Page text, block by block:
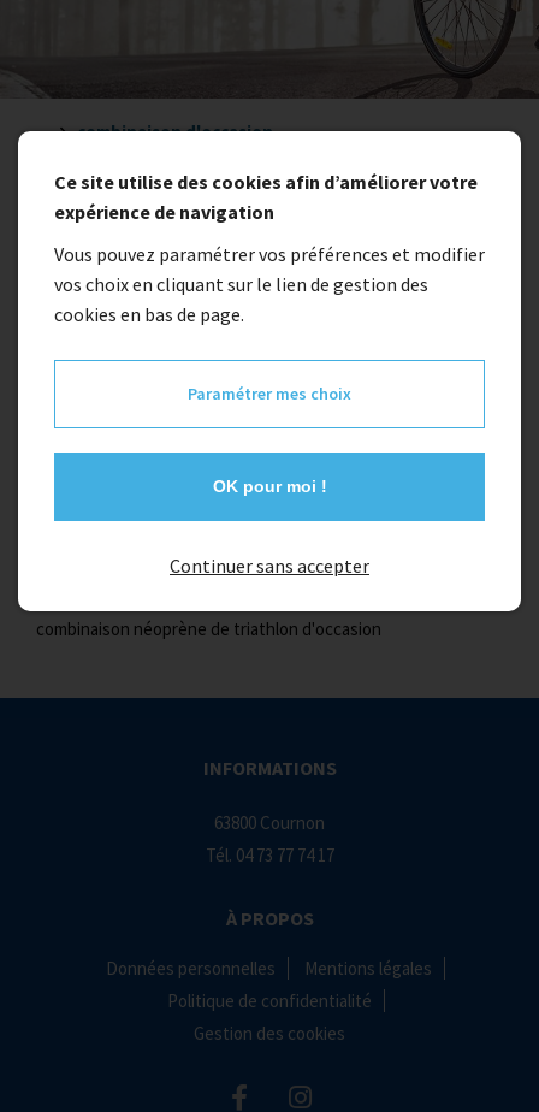
... combinaison d'occasion
combinaison d'occasion
combinaison d'occasion
combinaison néoprène de triathlon d'occasion
INFORMATIONS
63800 Cournon
Tél. 04 73 77 74 17
À PROPOS
Données personnelles
Mentions légales
Politique de confidentialité
Gestion des cookies
Ce site utilise des cookies afin d’améliorer votre
expérience de navigation
Vous pouvez paramétrer vos préférences et modifier
vos choix en cliquant sur le lien de gestion des
cookies en bas de page.
Paramétrer mes choix
OK pour moi !
Continuer sans accepter